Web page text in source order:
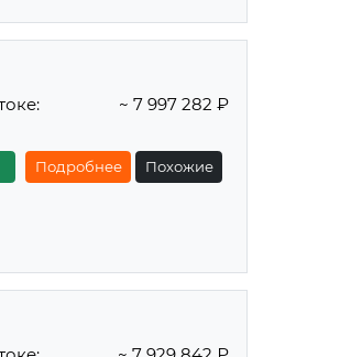
~ 7 997 282 ₽
Подробнее Похожие